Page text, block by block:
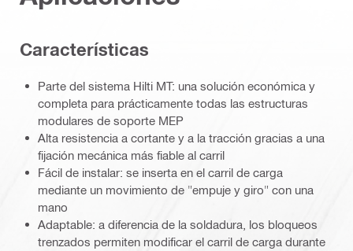
Características
Parte del sistema Hilti MT: una solución económica y
completa para prácticamente todas las estructuras
modulares de soporte MEP
Alta resistencia a cortante y a la tracción gracias a una
fijación mecánica más fiable al carril
Fácil de instalar: se inserta en el carril de carga
mediante un movimiento de "empuje y giro" con una
mano
Adaptable: a diferencia de la soldadura, los bloqueos
trenzados permiten modificar el carril de carga durante